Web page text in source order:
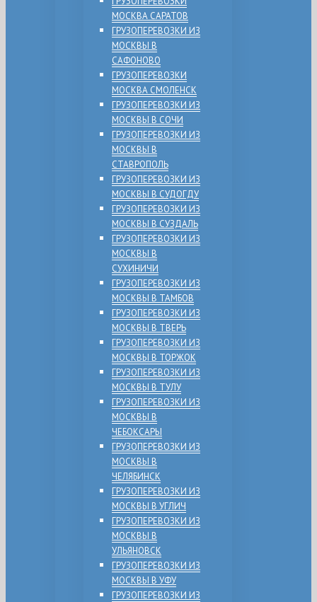
МОСКВА САРАТОВ
ГРУЗОПЕРЕВОЗКИ ИЗ
МОСКВЫ В
САФОНОВО
ГРУЗОПЕРЕВОЗКИ
МОСКВА СМОЛЕНСК
ГРУЗОПЕРЕВОЗКИ ИЗ
МОСКВЫ В СОЧИ
ГРУЗОПЕРЕВОЗКИ ИЗ
МОСКВЫ В
СТАВРОПОЛЬ
ГРУЗОПЕРЕВОЗКИ ИЗ
МОСКВЫ В СУДОГДУ
ГРУЗОПЕРЕВОЗКИ ИЗ
МОСКВЫ В СУЗДАЛЬ
ГРУЗОПЕРЕВОЗКИ ИЗ
МОСКВЫ В
СУХИНИЧИ
ГРУЗОПЕРЕВОЗКИ ИЗ
МОСКВЫ В ТАМБОВ
ГРУЗОПЕРЕВОЗКИ ИЗ
МОСКВЫ В ТВЕРЬ
ГРУЗОПЕРЕВОЗКИ ИЗ
МОСКВЫ В ТОРЖОК
ГРУЗОПЕРЕВОЗКИ ИЗ
МОСКВЫ В ТУЛУ
ГРУЗОПЕРЕВОЗКИ ИЗ
МОСКВЫ В
ЧЕБОКСАРЫ
ГРУЗОПЕРЕВОЗКИ ИЗ
МОСКВЫ В
ЧЕЛЯБИНСК
ГРУЗОПЕРЕВОЗКИ ИЗ
МОСКВЫ В УГЛИЧ
ГРУЗОПЕРЕВОЗКИ ИЗ
МОСКВЫ В
УЛЬЯНОВСК
ГРУЗОПЕРЕВОЗКИ ИЗ
МОСКВЫ В УФУ
ГРУЗОПЕРЕВОЗКИ ИЗ